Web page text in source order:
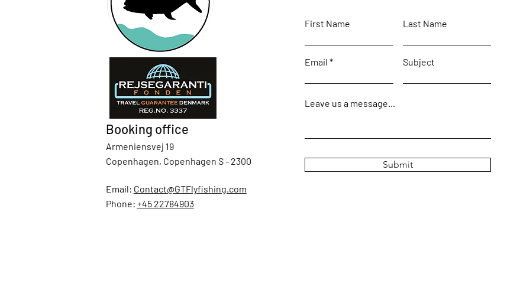
Booking office
Armeniensvej 19
Copenhagen, Copenhagen S - 2300
Email: Contact@GTFlyfishing.com
Phone: +45 22784903
First Name Last Name
Email Subject
Leave us a message...
Submit